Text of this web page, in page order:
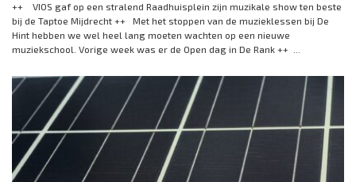
++ VIOS gaf op een stralend Raadhuisplein zijn muzikale show ten beste
bij de Taptoe Mijdrecht ++ Met het stoppen van de muzieklessen bij De
Hint hebben we wel heel lang moeten wachten op een nieuwe
muziekschool. Vorige week was er de Open dag in De Rank ++ ...